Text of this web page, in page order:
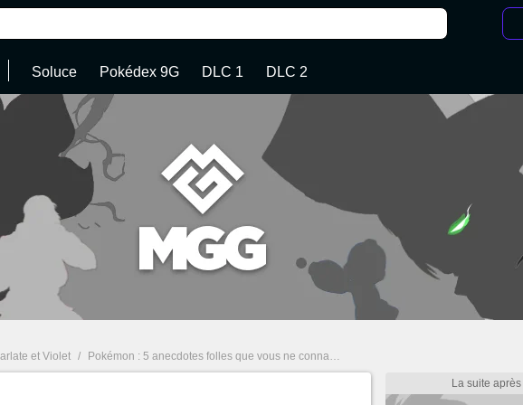
Soluce Pokédex 9G DLC 1 DLC 2
et Violet / Pokémon : 5 anecdotes folles que vous ne connaissez pas encore !